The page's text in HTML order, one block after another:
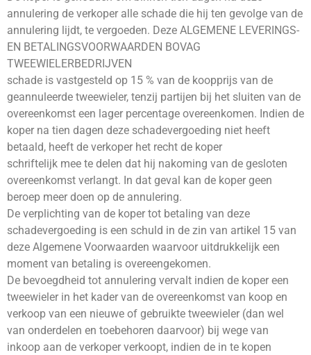
annulering de verkoper alle schade die hij ten gevolge van de
annulering lijdt, te vergoeden. Deze ALGEMENE LEVERINGS-
EN BETALINGSVOORWAARDEN BOVAG
TWEEWIELERBEDRIJVEN
schade is vastgesteld op 15 % van de koopprijs van de
geannuleerde tweewieler, tenzij partijen bij het sluiten van de
overeenkomst een lager percentage overeenkomen. Indien de
koper na tien dagen deze schadevergoeding niet heeft
betaald, heeft de verkoper het recht de koper
schriftelijk mee te delen dat hij nakoming van de gesloten
overeenkomst verlangt. In dat geval kan de koper geen
beroep meer doen op de annulering.
De verplichting van de koper tot betaling van deze
schadevergoeding is een schuld in de zin van artikel 15 van
deze Algemene Voorwaarden waarvoor uitdrukkelijk een
moment van betaling is overeengekomen.
De bevoegdheid tot annulering vervalt indien de koper een
tweewieler in het kader van de overeenkomst van koop en
verkoop van een nieuwe of gebruikte tweewieler (dan wel
van onderdelen en toebehoren daarvoor) bij wege van
inkoop aan de verkoper verkoopt, indien de in te kopen